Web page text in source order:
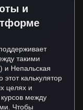
и
такими
и Непальская
калькулятор
целях и
между
Чтобы